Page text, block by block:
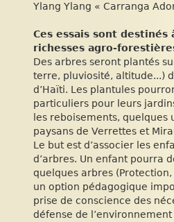
Ylang Ylang « Carranga
Ces essais sont destinés
richesses agro-
Des arbres seront plantés
terre, pluviosité, altitude...)
d’Haïti. Les plantules
particuliers pour leurs
les reboisements, quelques
paysans de Verrettes et
Le but est d’associer les
d’arbres. Un enfant pourra
quelques arbres (Protection,
un option pédagogique
prise de conscience des
défense de